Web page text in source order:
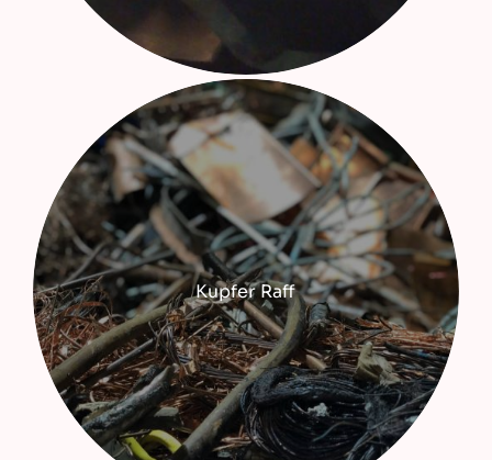
Kupfer Raff